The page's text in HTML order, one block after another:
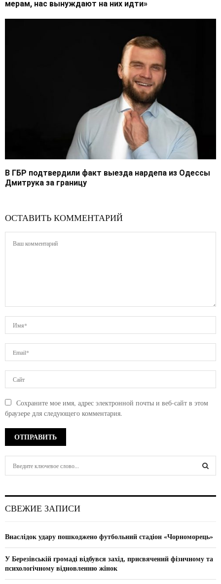
мерам, нас вынуждают на них идти»
В ГБР подтвердили факт выезда нардепа из Одессы
Дмитрука за границу
ОСТАВИТЬ КОММЕНТАРИЙ
Сохраните мое имя, адрес электронной почты и веб-сайт в этом
браузере для следующего комментария.
h
o
:
C
СВЕЖИЕ ЗАПИСИ
Внаслідок удару пошкоджено футбольний стадіон «Чорноморець»
У Березівській громаді відбувся захід, присвячений фізичному та
психологічному відновленню жінок